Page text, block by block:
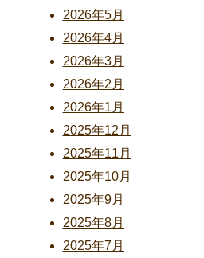
2026年5月
2026年4月
2026年3月
2026年2月
2026年1月
2025年12月
2025年11月
2025年10月
2025年9月
2025年8月
2025年7月